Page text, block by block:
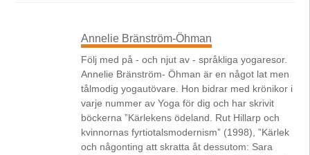
Annelie Bränström-Öhman
Följ med på - och njut av - språkliga yogaresor.
Annelie Bränström- Öhman är en något lat men
tålmodig yogautövare. Hon bidrar med krönikor i
varje nummer av Yoga för dig och har skrivit
böckerna ”Kärlekens ödeland. Rut Hillarp och
kvinnornas fyrtiotalsmodernism” (1998), ”Kärlek
och någonting att skratta åt dessutom: Sara